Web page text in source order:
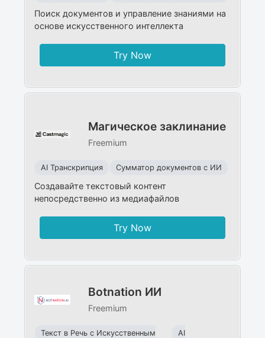
Поиск документов и управление знаниями на
основе искусственного интеллекта
Try Now
Магическое заклинание
Freemium
AI Транскрипция Сумматор документов с ИИ
Создавайте текстовый контент
непосредственно из медиафайлов
Try Now
Botnation ИИ
Freemium
Текст в Речь с Искусственным
AI